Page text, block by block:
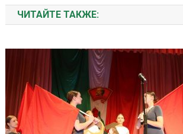
ЧИТАЙТЕ ТАКЖЕ: